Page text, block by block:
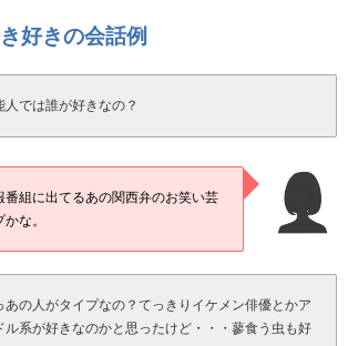
好きの会話例
人では誰が好きなの？
番組に出てるあの関西弁のお笑い芸
な。
あの人がタイプなの？てっきりイケメン俳優とかア
ル系が好きなのかと思ったけど・・・蓼食う虫も好